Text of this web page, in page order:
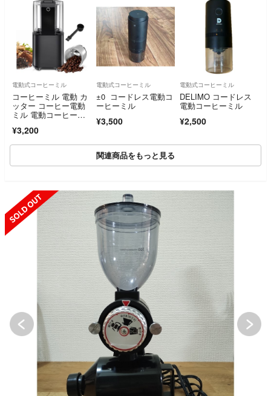
電動式コーヒーミル
コーヒーミル 電動 カ
ッター コーヒー電動
ミル 電動コーヒーミ
¥3,200
電動式コーヒーミル
±0 コードレス電動コ
ーヒーミル
¥3,500
電動式コーヒーミル
DELIMO コードレス
電動コーヒーミル
¥2,500
関連商品をもっと見る
SOLD OUT